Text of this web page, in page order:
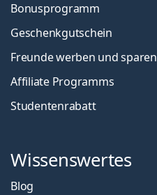
Bonusprogramm
Geschenkgutschein
Freunde werben und sparen
Affiliate Programms
Studentenrabatt
Wissenswertes
Blog